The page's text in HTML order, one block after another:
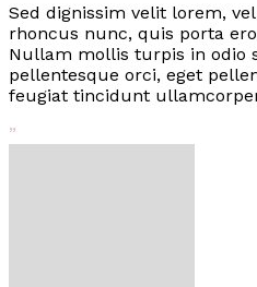
Sed dignissim velit lorem,
rhoncus nunc, quis porta
Nullam mollis turpis in odio
pellentesque orci, eget
feugiat tincidunt
”